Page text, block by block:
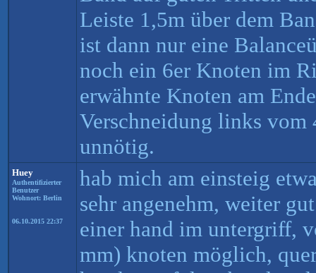
Leiste 1,5m über dem
ist dann nur eine
noch ein 6er Knoten im
erwähnte Knoten am
Verschneidung links
unnötig.
Huey
Authentifizierter
Benutzer
Wohnort: Berlin
06.10.2015 22:37
hab mich am einsteig
sehr angenehm, weiter
einer hand im untergriff,
mm) knoten möglich,